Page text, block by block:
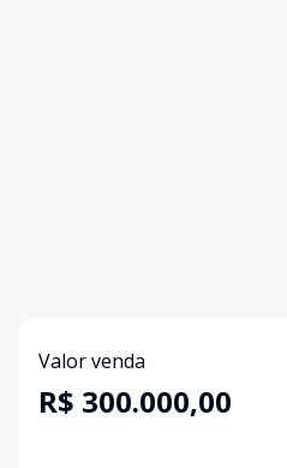
Valor venda
R$ 300.000,00